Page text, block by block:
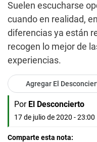
Suelen escucharse
cuando en realidad,
diferencias ya están
recogen lo mejor de
experiencias.
Agregar El
Por El Desconcierto
17 de julio de 2020 - 23:00
Comparte esta nota: